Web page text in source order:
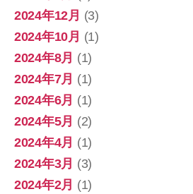
2024年12月 (3)
2024年10月 (1)
2024年8月 (1)
2024年7月 (1)
2024年6月 (1)
2024年5月 (2)
2024年4月 (1)
2024年3月 (3)
2024年2月 (1)